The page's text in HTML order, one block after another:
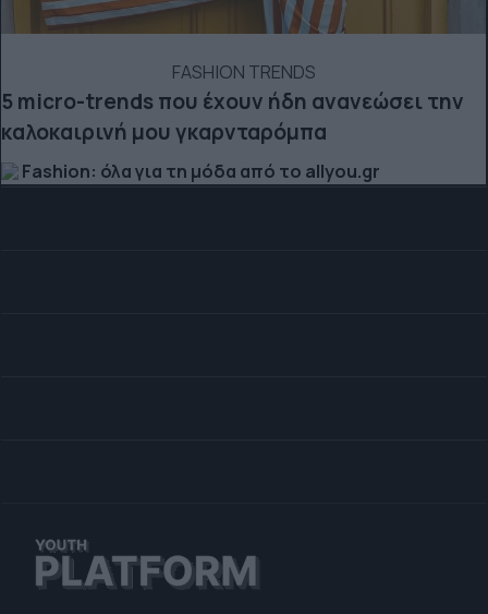
FASHION TRENDS
5 micro-trends που έχουν ήδη ανανεώσει την
καλοκαιρινή μου γκαρνταρόμπα
Fashion: όλα για τη μόδα από το allyou.gr